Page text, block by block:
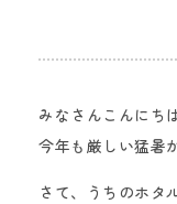
みなさんこんにち
今年も厳しい猛暑
さて、うちのホタ